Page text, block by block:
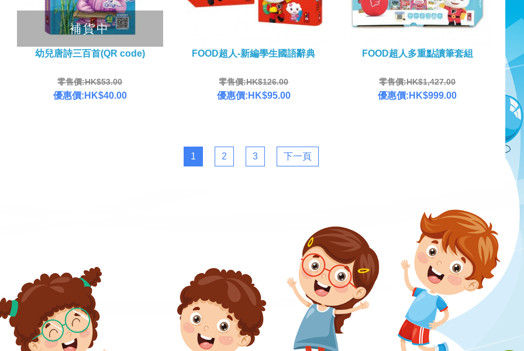
補貨中
幼兒唐詩三百首(QR code)
零售價:HK$53.00
優惠價:HK$40.00
FOOD超人-新編學生國語辭典
零售價:HK$126.00
優惠價:HK$95.00
FOOD超人多重點讀筆套組
零售價:HK$1,427.00
優惠價:HK$999.00
1 2 3 下一頁